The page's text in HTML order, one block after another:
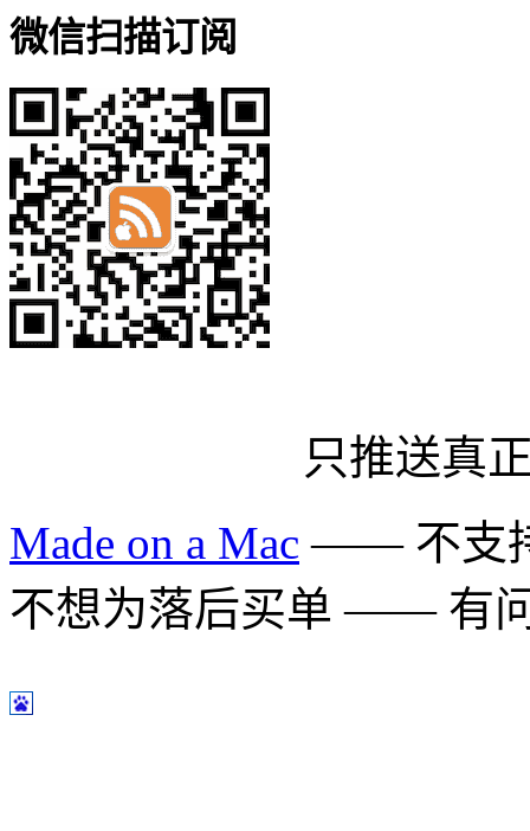
微信扫描订阅
只推送真
Made on a Mac —— 不支
不想为落后买单 —— 有